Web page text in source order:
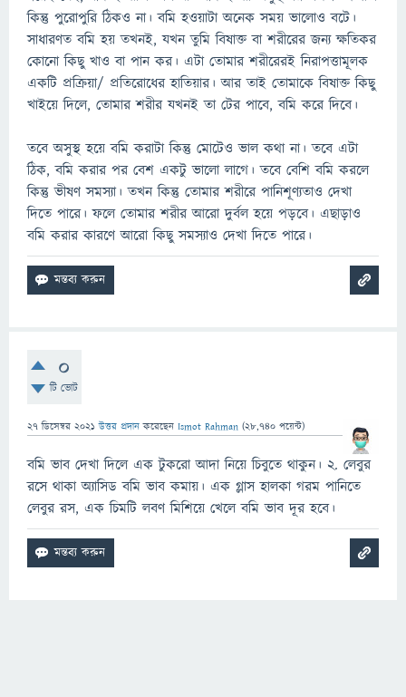
কিন্তু পুরোপুরি ঠিকও না। বমি হওয়াটা অনেক সময় ভালোও বটে।
সাধারণত বমি হয় তখনই, যখন তুমি বিষাক্ত বা শরীরের জন্য ক্ষতিকর
কোনো কিছু খাও বা পান কর। এটা তোমার শরীরেরই নিরাপত্তামূলক
একটি প্রক্রিয়া/ প্রতিরোধের হাতিয়ার। আর তাই তোমাকে বিষাক্ত কিছু
খাইয়ে দিলে, তোমার শরীর যখনই তা টের পাবে, বমি করে দিবে।
তবে অসুস্থ হয়ে বমি করাটা কিন্তু মোটেও ভাল কথা না। তবে এটা
ঠিক, বমি করার পর বেশ একটু ভালো লাগে। তবে বেশি বমি করলে
কিন্তু ভীষণ সমস্যা। তখন কিন্তু তোমার শরীরে পানিশূণ্যতাও দেখা
দিতে পারে। ফলে তোমার শরীর আরো দুর্বল হয়ে পড়বে। এছাড়াও
বমি করার কারণে আরো কিছু সমস্যাও দেখা দিতে পারে।
0
টি ভোট
27 ডিসেম্বর 2021 উত্তর প্রদান করেছেন Ismot Rahman (28,740 পয়েন্ট)
বমি ভাব দেখা দিলে এক টুকরো আদা নিয়ে চিবুতে থাকুন। ২. লেবুর
রসে থাকা অ্যাসিড বমি ভাব কমায়। এক গ্লাস হালকা গরম পানিতে
লেবুর রস, এক চিমটি লবণ মিশিয়ে খেলে বমি ভাব দূর হবে।